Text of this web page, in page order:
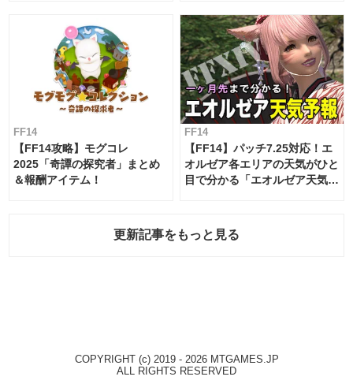
FF14
【FF14攻略】モグコレ
2025「奇譚の探究者」まとめ
＆報酬アイテム！
FF14
【FF14】パッチ7.25対応！エ
オルゼア各エリアの天気がひと
目で分かる「エオルゼア天気予
更新記事をもっと見る
COPYRIGHT (c) 2019 - 2026 MTGAMES.JP
ALL RIGHTS RESERVED